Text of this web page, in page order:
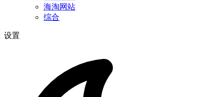
海淘网站
综合
设置